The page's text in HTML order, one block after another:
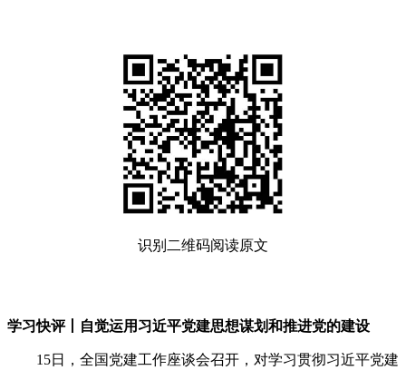
识别二维码阅读原文
学习快评丨自觉运用习近平党建思想谋划和推进党的建设
15日，全国党建工作座谈会召开，对学习贯彻习近平党建